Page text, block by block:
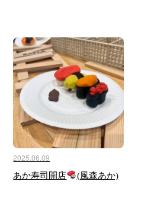
2025.06.09
あか寿司開店 (風森あか)